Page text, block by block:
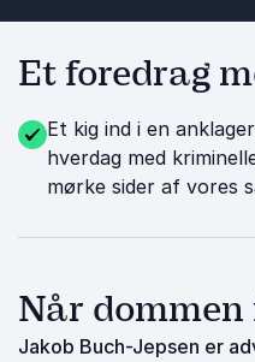
Et foredrag
Et kig ind i en
hverdag med
mørke sider af vores
Når
Jakob Buch-Jepsen er